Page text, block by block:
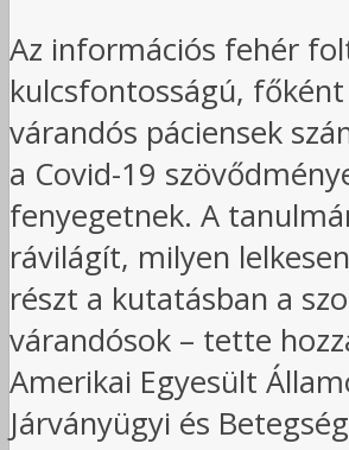
Az információs fehér
kulcsfontosságú,
várandós páciensek
a Covid-19
fenyegetnek. A
rávilágít, milyen
részt a kutatásban a
várandósok – tette
Amerikai Egyesült
Járványügyi és